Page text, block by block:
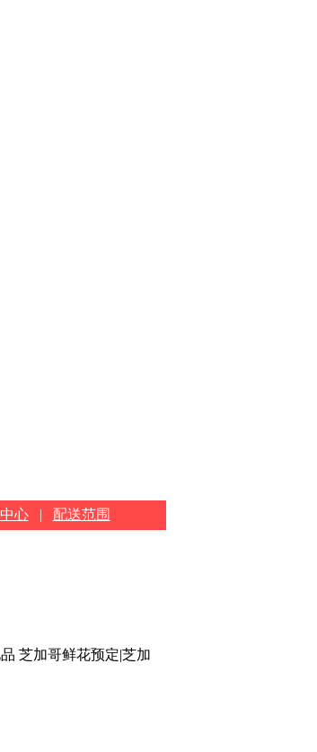
心 | 配送范围
芝加哥鲜花预定|芝加